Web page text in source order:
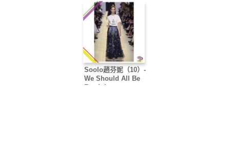
Soolo趙芬妮（10）-
We Should All Be
Feminist